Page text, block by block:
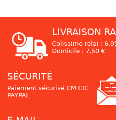
LIVRAISON
Colissimo relai :
Domicile : 7,50 €
SÉCURITÉ
Paiement sécurisé CM CIC
PAYPAL